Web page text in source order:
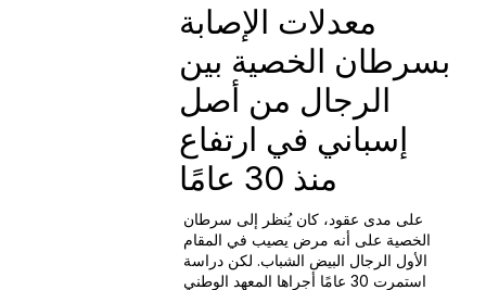
معدلات الإصابة
بسرطان الخصية بين
الرجال من أصل
إسباني في ارتفاع
منذ 30 عامًا